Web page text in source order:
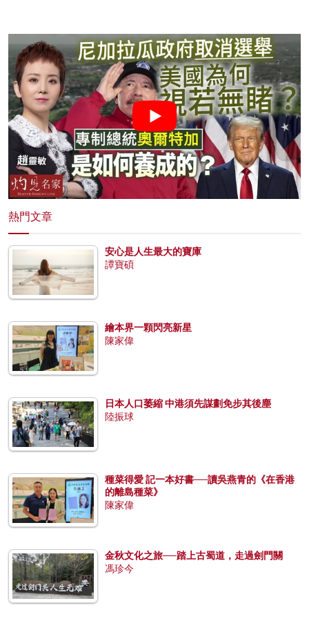
熱門文章
安心是人生最大的寶庫
譚寶碩
繪本界一顆閃亮新星
陳家偉
日本人口萎縮 中港須先謀劃免步其後塵
陸振球
種菜得愛 記一本好書──讀吳燕青的《在香港
的離島種菜》
陳家偉
金秋文化之旅──踏上古蜀道，走過劍門關
馮珍今